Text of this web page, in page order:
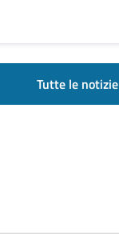
Tutte le notizie